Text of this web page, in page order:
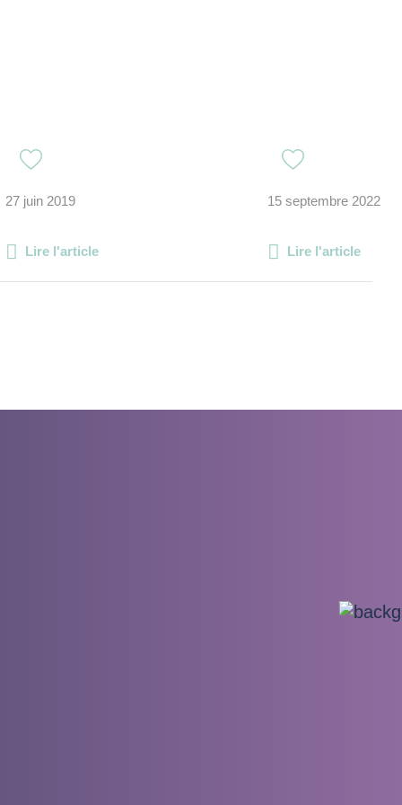
27 juin 2019
Lire l'article
15 septembre 2022
Lire l'article